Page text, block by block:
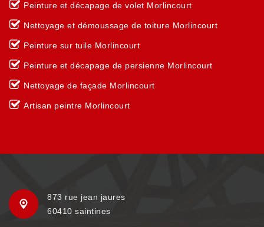
Peinture et décapage de volet Morlincourt
Nettoyage et démoussage de toiture Morlincourt
Peinture sur tuile Morlincourt
Peinture et décapage de persienne Morlincourt
Nettoyage de façade Morlincourt
Artisan peintre Morlincourt
873 rue jean jaures
60410 saintines